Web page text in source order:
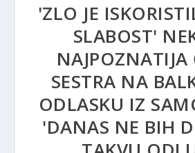
'ZLO JE
SLABOST'
NAJPOZNATIJA
SESTRA NA
ODLASKU IZ
'DANAS NE BIH